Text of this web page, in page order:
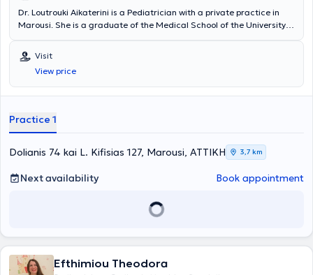
Dr. Loutrouki Aikaterini is a Pediatrician with a private practice in
Marousi. She is a graduate of the Medical School of the University
Switzerland. She has gained professional experience working in
hospitals in Germany for the past 18 years. She specialized in
Pediatrics, acquiring extensive experience in neonatology and
ultrasonography, and further specialized in pediatric urology and
Nephrology and Urology department at DKD Wiesbaden.
Visit
View price
Practice 1
Dolianis 74 kai L. Kifisias 127, Marousi, ΑΤΤΙΚΗ 3,7 km
Next availability Book appointment
Efthimiou Theodora